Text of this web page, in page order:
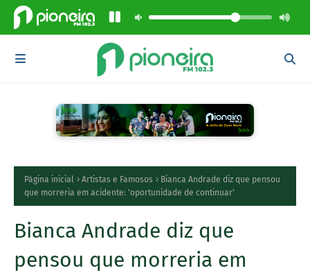
Página inicial Artistas e Famosos
Bianca Andrade diz que pensou
que morreria em acidente: 'oportunidade de continuar'
Bianca Andrade diz que
pensou que morreria em